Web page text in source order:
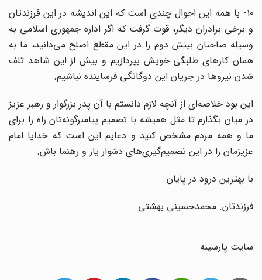
۱۰- با همه این احوال چندی است که این اندیشه در این فرزندتان
و برخی برادران دیگر، قوت گرفت که اگر اداره جمهوری اسلامی به
وسیله صاحبان بینش دوم را در این مقطع اصلح می‌دانید، ما به‌‌
همان کارهای طلبگی خویش بپردازیم و بیش از این شاهد تلف
شدن نیرو‌ها در جریان این دوگانگی فرساینده نباشیم.
این بود خلاصه‌ای از آنچه لازم دانستم با آن پدر بزرگوار و رهبر عزیز
در میان بگذارم تا مثل همیشه با تصمیم پیامبرگونه‌تان راه را برای
ما و همه مردم مشخص کنید و دعایم این است که خدایا امام
عزیزمان را در این تصمیم‌گیری‌های دشوار یار و رهنما باش.
با بهترین درود در پایان
فرزندتان. محمدحسینی بهشتی
سایت پارسینه